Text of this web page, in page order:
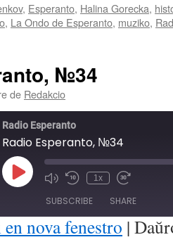
, Esperanto, Halina Gorecka,
, La Ondo de Esperanto, muziko,
№34
de Redakcio
Radio Esperanto
Radio Esperanto, №34
Play
Episode Mute/Unmute
Rewind
Seconds
1x
Fast
30
seconds
SUBSCRIBE SHARE
nova fenestro |